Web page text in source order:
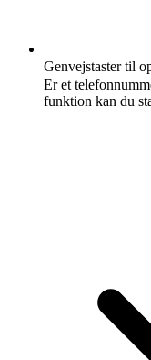
Genvejstaster til
Er et
funktion kan du